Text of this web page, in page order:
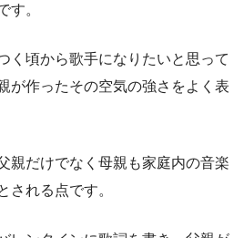
す。
く頃から歌手になりたいと思って
が作ったその空気の強さをよく表
親だけでなく母親も家庭内の音楽
される点です。